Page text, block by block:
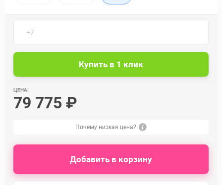
ЦЕНА:
79 775 ₽
Почему низкая цена?
Добавить в корзину